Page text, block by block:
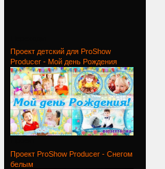
Проект детский для ProShow
Producer - Мой день Рождения
Проект ProShow Producer - Снегом
белым